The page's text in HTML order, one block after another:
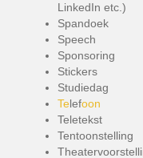
LinkedIn etc.)
Spandoek
Speech
Sponsoring
Stickers
Studiedag
Telefoon
Teletekst
Tentoonstelling